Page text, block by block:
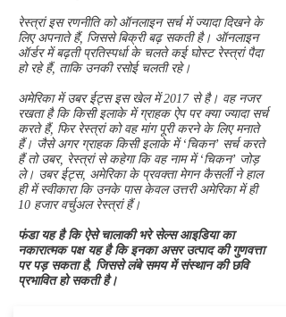
रेस्त्रां इस रणनीति को ऑनलाइन सर्च में ज्यादा दिखने के
लिए अपनाते हैं, जिससे बिक्री बढ़ सकती है। ऑनलाइन
ऑर्डर में बढ़ती प्रतिस्पर्धा के चलते कई घोस्ट रेस्त्रां पैदा
हो रहे हैं, ताकि उनकी रसोई चलती रहे।
अमेरिका में उबर ईट्स इस खेल में 2017 से है। वह नजर
रखता है कि किसी इलाके में ग्राहक ऐप पर क्या ज्यादा सर्च
करते हैं, फिर रेस्त्रां को वह मांग पूरी करने के लिए मनाते
हैं। जैसे अगर ग्राहक किसी इलाके में ‘चिकन’ सर्च करते
हैं तो उबर, रेस्त्रां से कहेगा कि वह नाम में ‘चिकन’ जोड़
ले। उबर ईट्स, अमेरिका के प्रवक्ता मेगन कैसर्ली ने हाल
ही में स्वीकारा कि उनके पास केवल उत्तरी अमेरिका में ही
10 हजार वर्चुअल रेस्त्रां हैं।
फंडा यह है कि ऐसे चालाकी भरे सेल्स आइडिया का
नकारात्मक पक्ष यह है कि इनका असर उत्पाद की गुणवत्ता
पर पड़ सकता है, जिससे लंबे समय में संस्थान की छवि
प्रभावित हो सकती है।